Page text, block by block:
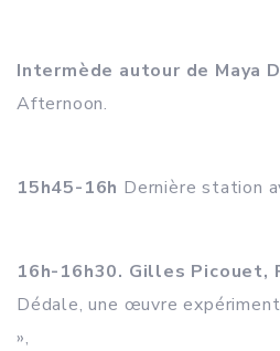
Intermède autour de Maya
Afternoon.
15h45-16h Dernière station
16h-16h30. Gilles Picouet,
Dédale, une œuvre
»,